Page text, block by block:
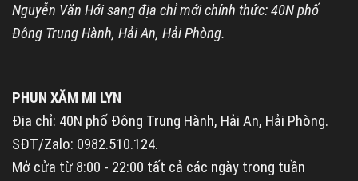
Nguyễn Văn Hới sang địa chỉ mới chính thức: 40N phố
Đông Trung Hành, Hải An, Hải Phòng.
PHUN XĂM MI LYN
Địa chỉ: 40N phố Đông Trung Hành, Hải An, Hải Phòng.
SĐT/Zalo: 0982.510.124.
Mở cửa từ 8:00 - 22:00 tất cả các ngày trong tuần